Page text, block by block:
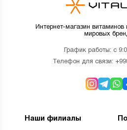
Интернет-магазин
мировых
График работы: с
Телефон для связи:
Наши филиалы